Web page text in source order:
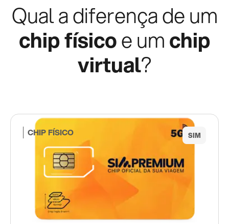
Qual a diferença de um
chip físicoe umchip
virtual?
CHIP FÍSICO